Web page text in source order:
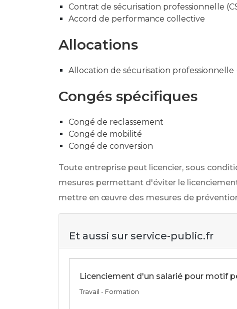
Contrat de sécurisation professionnelle
Accord de performance collective
Allocations
Allocation de sécurisation professionnelle
Congés spécifiques
Congé de reclassement
Congé de mobilité
Congé de conversion
Toute entreprise peut licencier, sous
mesures permettant d'éviter le
mettre en œuvre des mesures de
Et aussi sur service-public.fr
Licenciement d'un salarié pour motif
Travail - Formation